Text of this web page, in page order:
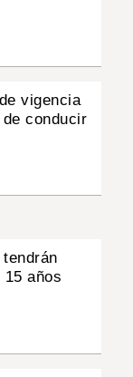
vigencia
conducir
años